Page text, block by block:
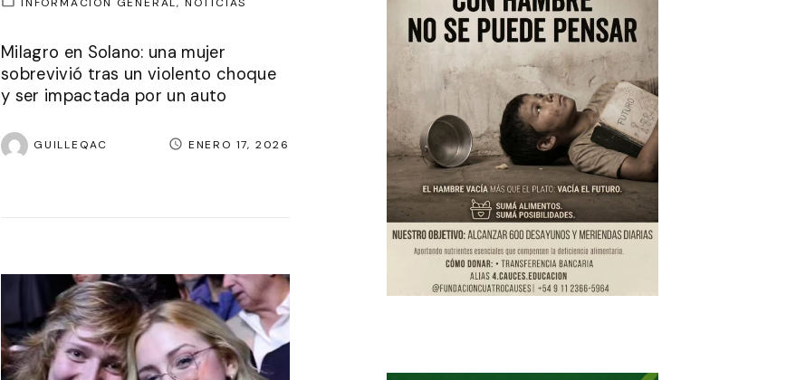
Milagro en Solano: una mujer
sobrevivió tras un violento choque
y ser impactada por un auto
GUILLEQAC ENERO 17, 2026